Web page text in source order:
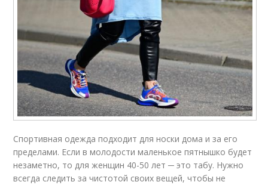
Спортивная одежда подходит для носки дома и за его
пределами. Если в молодости маленькое пятнышко будет
незаметно, то для женщин 40-50 лет ─ это табу. Нужно
всегда следить за чистотой своих вещей, чтобы не